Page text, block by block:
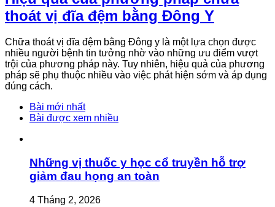
thoát vị đĩa đệm bằng Đông Y
Chữa thoát vị đĩa đệm bằng Đông y là một lựa chọn được
nhiều người bệnh tin tưởng nhờ vào những ưu điểm vượt
trội của phương pháp này. Tuy nhiên, hiệu quả của phương
pháp sẽ phụ thuộc nhiều vào việc phát hiện sớm và áp dụng
đúng cách.
Bài mới nhất
Bài được xem nhiều
Những vị thuốc y học cổ truyền hỗ trợ
giảm đau họng an toàn
4 Tháng 2, 2026